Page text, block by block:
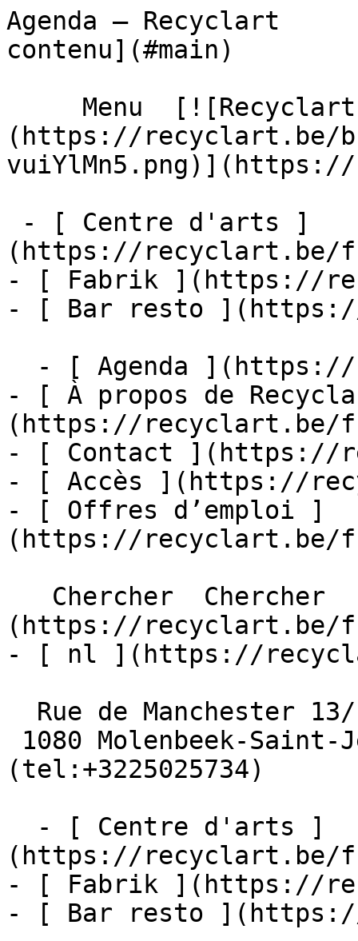
Agenda –
contenu](#main)
(https://recyclart.be/
(https://recyclart.be/
- [ Fabrik ](https://
- [ Bar resto
- [ À propos de
(https://recyclart.be/
- [ Contact ](https://
- [ Accès ](https://
- [ Offres d’emploi ]
(https://recyclart.be/
(https://recyclart.be/
- [ nl ](https://
(tel:+3225025734)
(https://recyclart.be/
- [ Fabrik ](https://
- [ Bar resto